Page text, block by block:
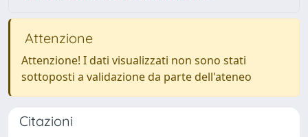
Attenzione
Attenzione! I dati visualizzati non sono stati
sottoposti a validazione da parte dell'ateneo
Citazioni